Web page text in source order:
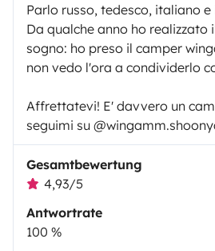
Parlo russo, tedesco, italiano e
Da qualche anno ho realizzato
sogno: ho preso il camper
non vedo l'ora a condividerlo
Affrettatevi! E' davvero un
seguimi su
Gesamtbewertung
4,93/5
Antwortrate
100 %